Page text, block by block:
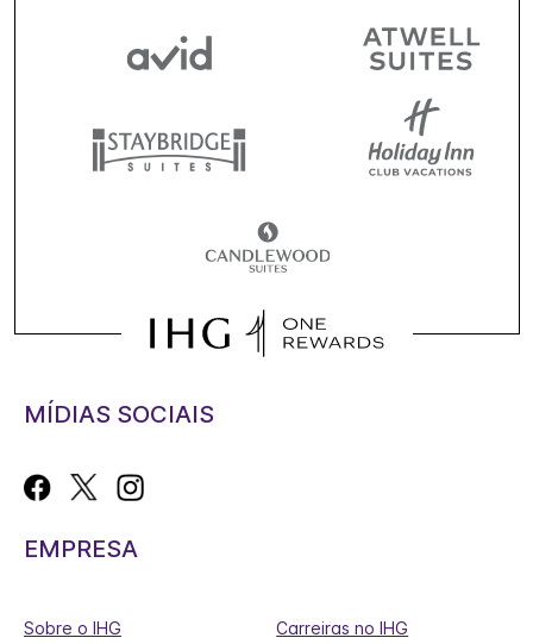
MÍDIAS SOCIAIS
EMPRESA
Sobre o IHG
Carreiras no IHG